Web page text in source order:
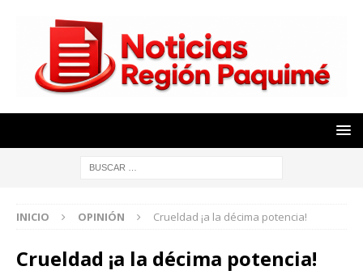
INICIO OPINIÓN Crueldad ¡a la décima potencia!
Crueldad ¡a la décima potencia!